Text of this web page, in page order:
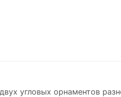
угловых орнаментов